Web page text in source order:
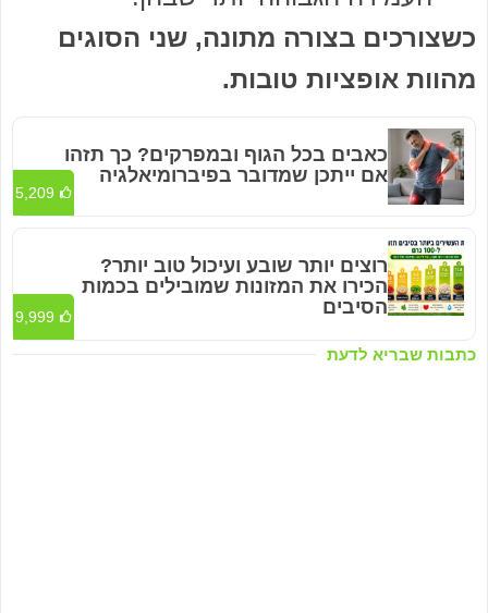
כשצורכים בצורה מתונה, שני הסוגים
מהוות אופציות טובות.
כתבות שבריא לדעת
כאבים בכל הגוף ובמפרקים? כך תזהו
אם ייתכן שמדובר בפיברומיאלגיה
5,209
רוצים יותר שובע ועיכול טוב יותר?
הכירו את המזונות שמובילים בכמות
הסיבים
9,999